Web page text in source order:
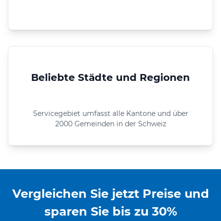
Beliebte Städte und Regionen
Servicegebiet umfasst alle Kantone und über
2000 Gemeinden in der Schweiz
Vergleichen Sie jetzt Preise und
sparen Sie bis zu 30%